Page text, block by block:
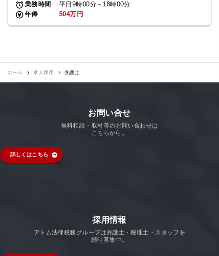
業務時間
平日9時00分～18時00分
年俸
504万円
ホーム 求人採用 弁護士
お問い合せ
無料相談・取材等のお問い合わせは
こちらから。
詳しくはこちら
採用情報
アトム法律税務グループは弁護士・税理士・スタッフを
随時募集中。